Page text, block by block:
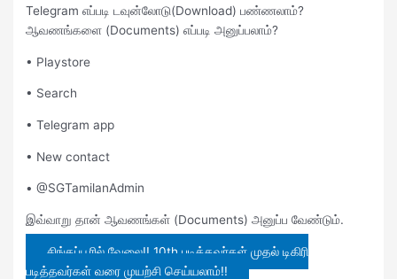
Telegram எப்படி டவுன்லோடு(Download) பண்ணலாம்?
ஆவணங்களை (Documents) எப்படி அனுப்பலாம்?
• Playstore
• Search
• Telegram app
• New contact
• @SGTamilanAdmin
இவ்வாறு தான் ஆவணங்கள் (Documents) அனுப்ப வேண்டும்.
சிங்கப்பூரில் வேலை!! 10th படித்தவர்கள் முதல் டிகிரி
படித்தவர்கள் வரை முயற்சி செய்யலாம்!!